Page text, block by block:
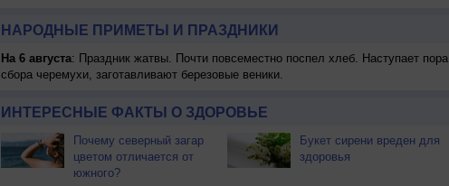
НАРОДНЫЕ ПРИМЕТЫ И ПРАЗДНИКИ
На 6 августа: Праздник жатвы. Почти повсеместно поспел хлеб. Наступает пора
сбора черемухи, заготавливают березовые веники.
ИНТЕРЕСНЫЕ ФАКТЫ О ЗДОРОВЬЕ
Почему северный загар
цветом отличается от
южного?
Букет сирени вреден для
здоровья